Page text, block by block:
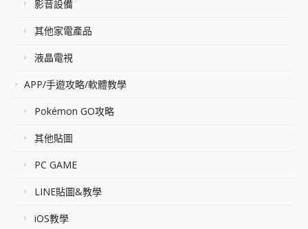
影音設備
其他家電產品
液晶電視
APP/手遊攻略/軟體教學
Pokémon GO攻略
其他貼圖
PC GAME
LINE貼圖&教學
iOS教學